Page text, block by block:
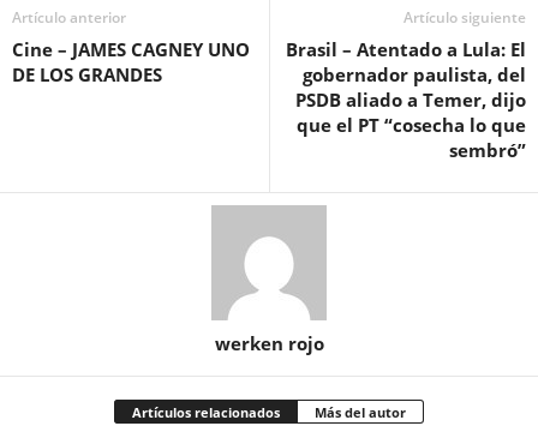
Artículo anterior
Cine – JAMES CAGNEY UNO
DE LOS GRANDES
Artículo siguiente
Brasil – Atentado a Lula: El
gobernador paulista, del
PSDB aliado a Temer, dijo
que el PT “cosecha lo que
sembró”
werken rojo
Artículos relacionados Más del autor